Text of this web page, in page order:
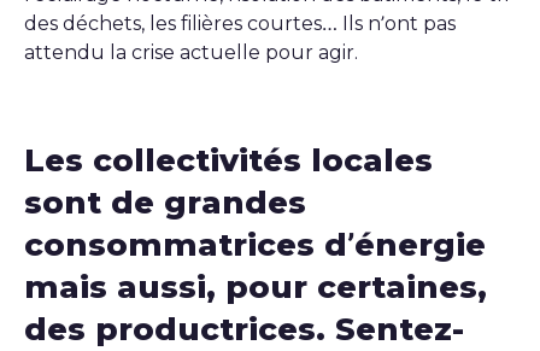
des déchets, les filières courtes… Ils n’ont pas
attendu la crise actuelle pour agir.
Les collectivités locales
sont de grandes
consommatrices d’énergie
mais aussi, pour certaines,
des productrices. Sentez-